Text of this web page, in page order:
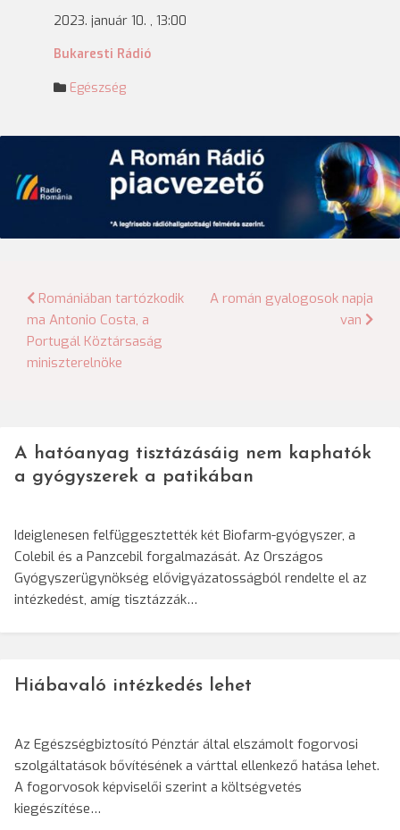
2023. január 10. , 13:00
Bukaresti Rádió
Egészség
Bejegyzés
navigáció
Romániában tartózkodik
ma Antonio Costa, a
Portugál Köztársaság
miniszterelnöke
A román gyalogosok napja
van
A hatóanyag tisztázásáig nem kaphatók
a gyógyszerek a patikában
Ideiglenesen felfüggesztették két Biofarm-gyógyszer, a
Colebil és a Panzcebil forgalmazását. Az Országos
Gyógyszerügynökség elővigyázatosságból rendelte el az
intézkedést, amíg tisztázzák…
Hiábavaló intézkedés lehet
Az Egészségbiztosító Pénztár által elszámolt fogorvosi
szolgáltatások bővítésének a várttal ellenkező hatása lehet.
A fogorvosok képviselői szerint a költségvetés
kiegészítése…